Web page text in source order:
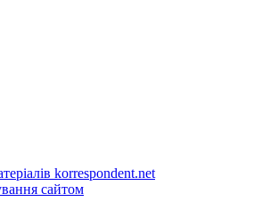
korrespondent.net
сайтом